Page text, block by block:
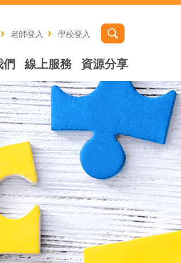
老師登入 學校登入
們 線上服務 資源分享